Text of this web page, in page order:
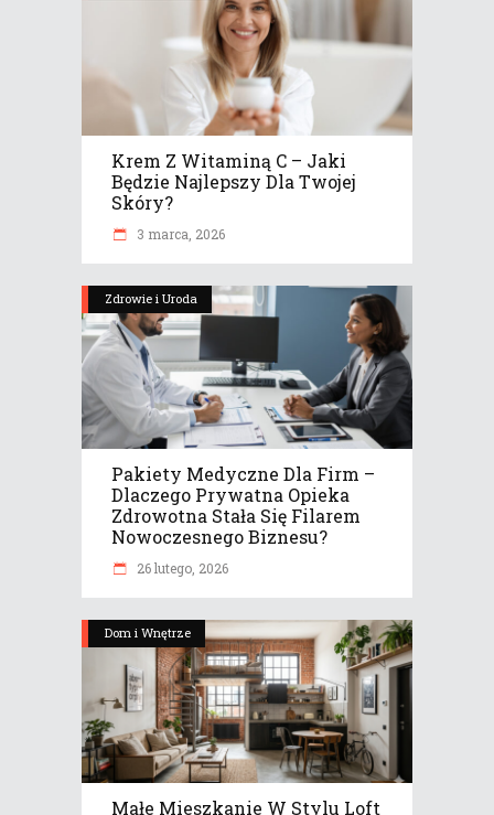
Krem Z Witaminą C – Jaki
Będzie Najlepszy Dla Twojej
Skóry?
3 marca, 2026
Zdrowie i Uroda
Pakiety Medyczne Dla Firm –
Dlaczego Prywatna Opieka
Zdrowotna Stała Się Filarem
Nowoczesnego Biznesu?
26 lutego, 2026
Dom i Wnętrze
Małe Mieszkanie W Stylu Loft